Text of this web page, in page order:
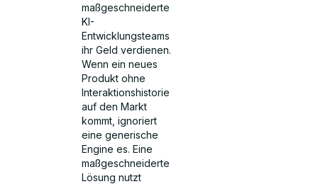
maßgeschneiderte
KI-
Entwicklungsteams
ihr Geld verdienen.
Wenn ein neues
Produkt ohne
Interaktionshistorie
auf den Markt
kommt, ignoriert
eine generische
Engine es. Eine
maßgeschneiderte
Lösung nutzt